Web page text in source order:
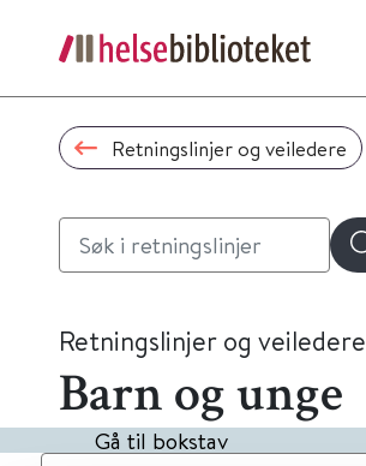
Retningslinjer og veiledere
Retningslinjer og veiledere
Barn og unge
Gå til bokstav